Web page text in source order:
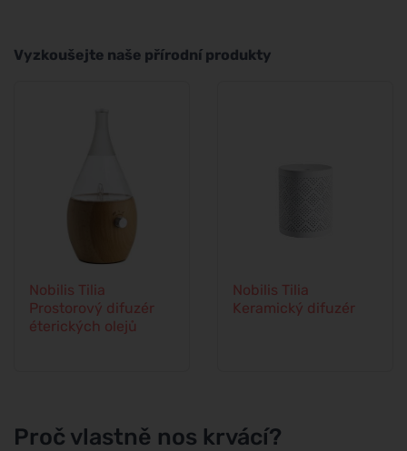
Vyzkoušejte naše přírodní produkty
Nobilis Tilia
Prostorový difuzér
éterických olejů
Nobilis Tilia
Keramický difuzér
Proč vlastně nos krvácí?